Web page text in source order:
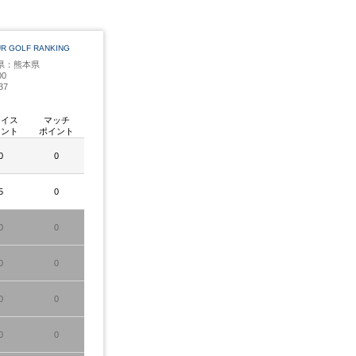
GOLF RANKING
：熊本県
ス
ト
マッチ
ポイント
0
0
0
0
0
0